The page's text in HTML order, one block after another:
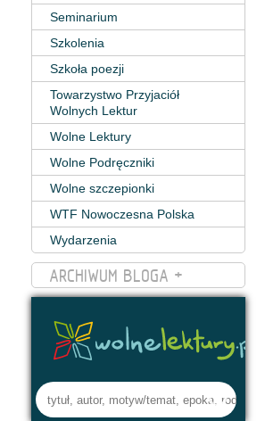
Seminarium
Szkolenia
Szkoła poezji
Towarzystwo Przyjaciół
Wolnych Lektur
Wolne Lektury
Wolne Podręczniki
Wolne szczepionki
WTF Nowoczesna Polska
Wydarzenia
ARCHIWUM BLOGA +